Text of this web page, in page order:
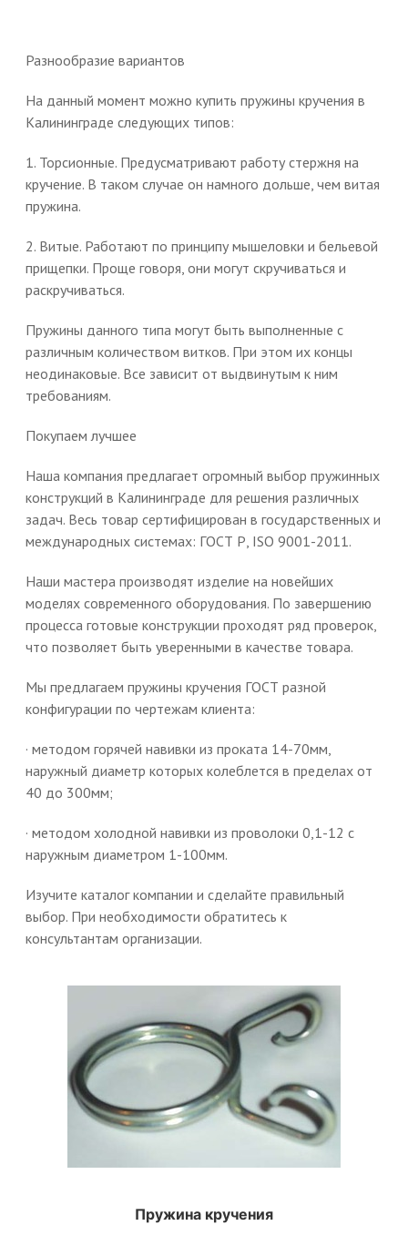
Разнообразие вариантов
На данный момент можно купить пружины кручения в
Калининграде следующих типов:
1. Торсионные. Предусматривают работу стержня на
кручение. В таком случае он намного дольше, чем витая
пружина.
2. Витые. Работают по принципу мышеловки и бельевой
прищепки. Проще говоря, они могут скручиваться и
раскручиваться.
Пружины данного типа могут быть выполненные с
различным количеством витков. При этом их концы
неодинаковые. Все зависит от выдвинутым к ним
требованиям.
Покупаем лучшее
Наша компания предлагает огромный выбор пружинных
конструкций в Калининграде для решения различных
задач. Весь товар сертифицирован в государственных и
международных системах: ГОСТ Р, ISO 9001-2011.
Наши мастера производят изделие на новейших
моделях современного оборудования. По завершению
процесса готовые конструкции проходят ряд проверок,
что позволяет быть уверенными в качестве товара.
Мы предлагаем пружины кручения ГОСТ разной
конфигурации по чертежам клиента:
· методом горячей навивки из проката 14-70мм,
наружный диаметр которых колеблется в пределах от
40 до 300мм;
· методом холодной навивки из проволоки 0,1-12 с
наружным диаметром 1-100мм.
Изучите каталог компании и сделайте правильный
выбор. При необходимости обратитесь к
консультантам организации.
Пружина кручения